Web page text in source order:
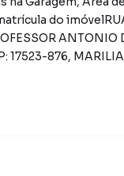
do
ANTONIO
17523-876,
de FGTS.